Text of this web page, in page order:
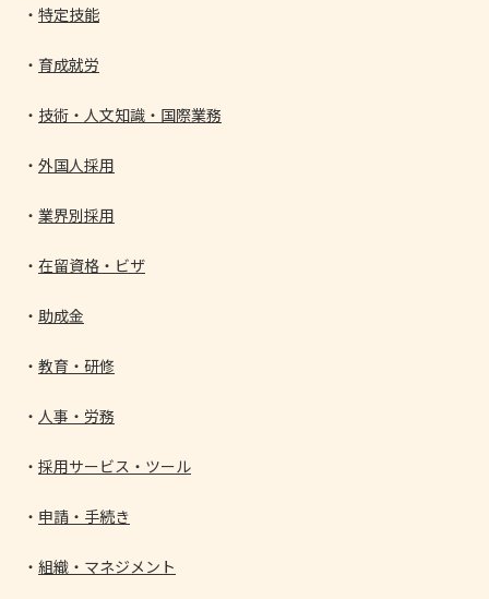
特定技能
育成就労
技術・人文知識・国際業務
外国人採用
業界別採用
在留資格・ビザ
助成金
教育・研修
人事・労務
採用サービス・ツール
申請・手続き
組織・マネジメント